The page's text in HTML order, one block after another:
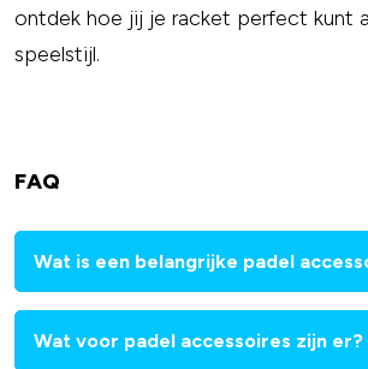
ontdek hoe jij je racket perfect kunt
speelstijl.
FAQ
Wat is een belangrijke padel
Wat voor padel accessoires zijn er?